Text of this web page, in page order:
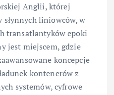
Anglii, której
słynnych liniowców, w
transatlantyków epoki
jest miejscem, gdzie
koncepcje
kontenerów z
systemów, cyfrowe